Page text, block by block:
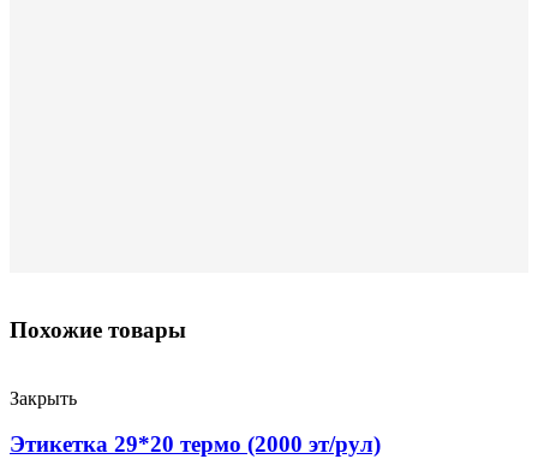
Похожие товары
Закрыть
Этикетка 29*20 термо (2000 эт/рул)